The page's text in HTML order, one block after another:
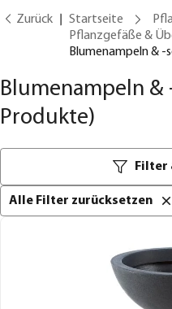
Zurück Startseite
Pflanzgefäße &
Blumenampeln & -
Blumenampeln &
Produkte)
Filter
Alle Filter zurücksetzen